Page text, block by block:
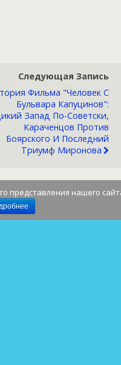
Следующая Запись
Фильма "Человек С
Бульвара Капуцинов":
Запад По-Советски,
Караченцов Против
Боярского И Последний
Триумф Миронова
представления нашего